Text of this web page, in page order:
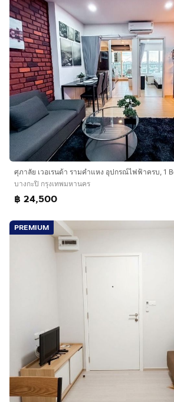
บางกะปิ กรุงเทพมหานคร
฿ 24,500
PREMIUM